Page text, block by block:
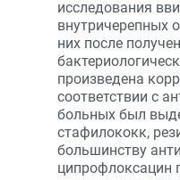
исследования
внутричерепных
них после
произведена
соответствии с
больных был
стафилококк,
большинству
ципрофлоксацин